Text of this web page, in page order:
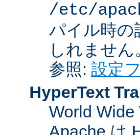
/etc/
パイル時の
しれません
参照: 設定
HyperText
World
Apache は